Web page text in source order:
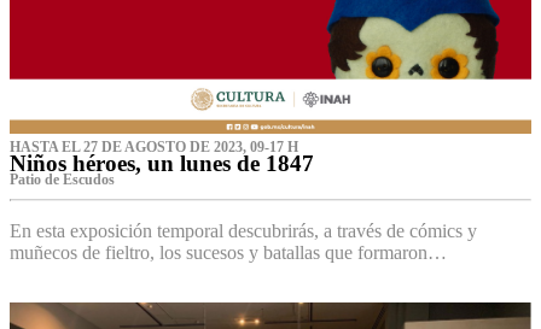
HASTA EL 27 DE AGOSTO DE 2023, 09-17 H
Niños héroes, un lunes de 1847
Patio de Escudos
En esta exposición temporal descubrirás, a través de cómics y
muñecos de fieltro, los sucesos y batallas que formaron…